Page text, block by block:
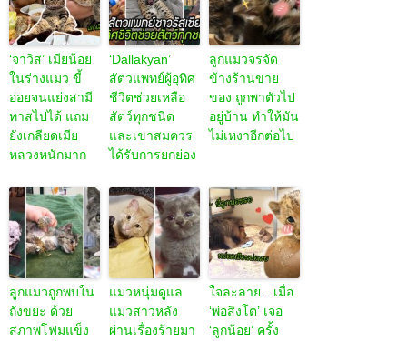
‘จาวิส’ เมียน้อย
ในร่างแมว ขี้
อ่อยจนแย่งสามี
ทาสไปได้ แถม
ยังเกลียดเมีย
หลวงหนักมาก
‘Dallakyan’
สัตวแพทย์ผู้อุทิศ
ชีวิตช่วยเหลือ
สัตว์ทุกชนิด
และเขาสมควร
ได้รับการยกย่อง
ลูกแมวจรจัด
ข้างร้านขาย
ของ ถูกพาตัวไป
อยู่บ้าน ทำให้มัน
ไม่เหงาอีกต่อไป
ลูกแมวถูกพบใน
ถังขยะ ด้วย
สภาพโฟมแข็ง
แมวหนุ่มดูแล
แมวสาวหลัง
ผ่านเรื่องร้ายมา
ใจละลาย…เมื่อ
‘พ่อสิงโต’ เจอ
‘ลูกน้อย’ ครั้ง